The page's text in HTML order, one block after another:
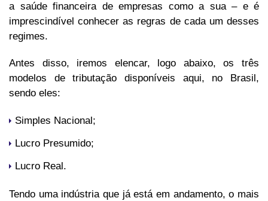
a saúde financeira de empresas como a sua – e é
imprescindível conhecer as regras de cada um desses
regimes.
Antes disso, iremos elencar, logo abaixo, os três
modelos de tributação disponíveis aqui, no Brasil,
sendo eles:
Simples Nacional;
Lucro Presumido;
Lucro Real.
Tendo uma indústria que já está em andamento, o mais